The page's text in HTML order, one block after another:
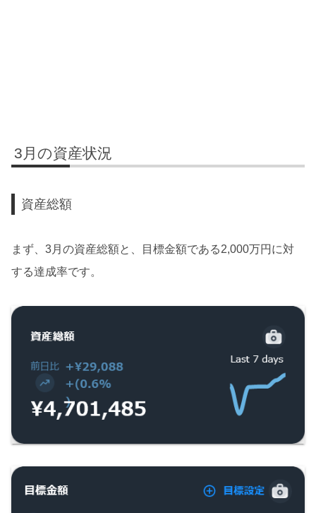
3月の資産状況
資産総額
まず、3月の資産総額と、目標金額である2,000万円に対
する達成率です。